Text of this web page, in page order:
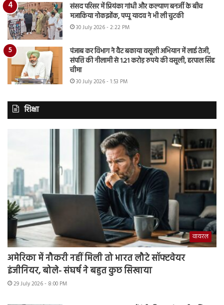
संसद परिसर में प्रियंका गांधी और कल्याण बनर्जी के बीच
मजाकिया नोकझोंक, पप्पू यादव ने भी ली चुटकी
30 July 2026 - 2:22 PM
पंजाब कर विभाग ने वैट बकाया वसूली अभियान में लाई तेजी,
संपत्ति की नीलामी से 1.21 करोड़ रुपये की वसूली, हरपाल सिंह
चीमा
30 July 2026 - 1:53 PM
शिक्षा
वायरल
अमेरिका में नौकरी नहीं मिली तो भारत लौटे सॉफ्टवेयर
इंजीनियर, बोले- संघर्ष ने बहुत कुछ सिखाया
29 July 2026 - 8:00 PM